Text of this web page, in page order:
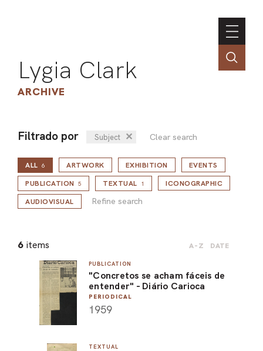
Lygia Clark
ARCHIVE
Filtrado por Subject ✕ Clear search
ALL 6
Refine search
ARTWORK EXHIBITION
EVENTS
PUBLICATION 5 TEXTUAL 1
ICONOGRAPHIC
AUDIOVISUAL
Refine search
6 items A-Z DATE
PUBLICATION
"Concretos se acham fáceis de
entender" - Diário Carioca
PERIODICAL
1959
TEXTUAL